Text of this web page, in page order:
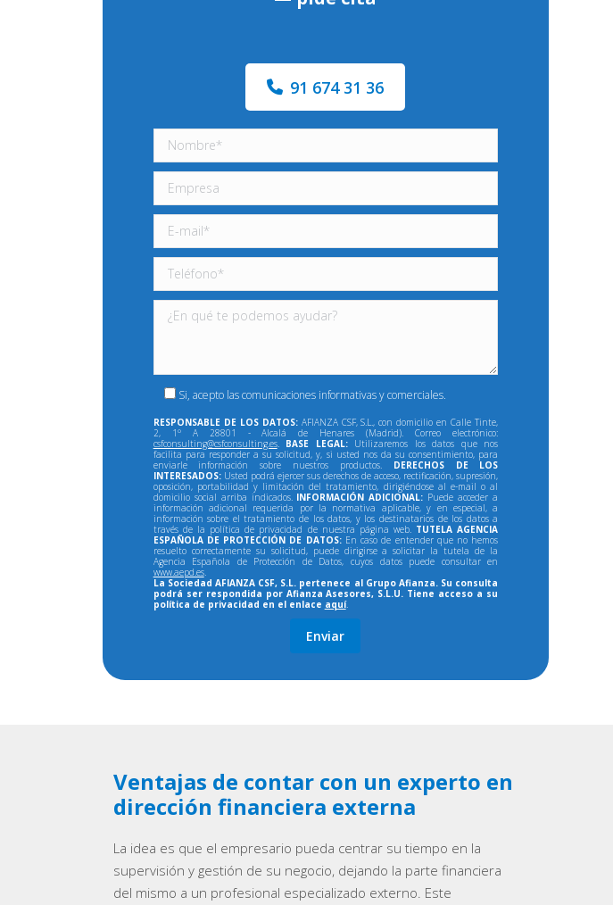
91 674 31 36
Si, acepto las comunicaciones informativas y comerciales.
RESPONSABLE DE LOS DATOS:AFIANZA CSF, S.L., con domicilio en Calle Tinte,
2, 1º A 28801 - Alcalá de Henares (Madrid). Correo electrónico:
csfconsulting@csfconsulting.es. BASE LEGAL:Utilizaremos los datos que nos
facilita para responder a su solicitud, y, si usted nos da su consentimiento, para
enviarle información sobre nuestros productos. DERECHOS DE LOS
INTERESADOS:Usted podrá ejercer sus derechos de acceso, rectificación, supresión,
oposición, portabilidad y limitación del tratamiento, dirigiéndose al e-mail o al
domicilio social arriba indicados. INFORMACIÓN ADICIONAL: Puede acceder a
información adicional requerida por la normativa aplicable, y en especial, a
información sobre el tratamiento de los datos, y los destinatarios de los datos a
través de la política de privacidad de nuestra página web. TUTELA AGENCIA
ESPAÑOLA DE PROTECCIÓN DE DATOS:En caso de entender que no hemos
resuelto correctamente su solicitud, puede dirigirse a solicitar la tutela de la
Agencia Española de Protección de Datos, cuyos datos puede consultar en
www.aepd.es.
La Sociedad AFIANZA CSF, S.L. pertenece al Grupo Afianza. Su consulta
podrá ser respondida por Afianza Asesores, S.L.U. Tiene acceso a su
política de privacidad en el enlace aquí.
Ventajas de contar con un experto en
dirección financiera externa
La idea es que el empresario pueda centrar su tiempo en la
supervisión y gestión de su negocio, dejando la parte financiera
del mismo a un profesional especializado externo. Este